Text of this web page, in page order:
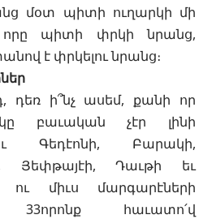
մօտ պիտի ուղարկի մի
որը պիտի փրկի նրանց,
է փրկելու նրանց։
դեռ ի՞նչ ասեմ, քանի որ
բաւական չէր լինի
Գեդէոնի, Բարակի,
Յեփթայէի, Դաւթի եւ
ու միւս մարգարէների
33որոնք հաւատո՛վ